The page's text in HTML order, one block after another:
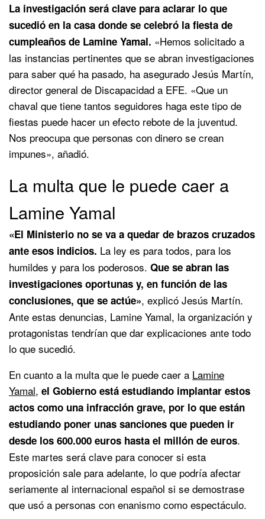
La investigación será clave para aclarar lo que
sucedió en la casa donde se celebró la fiesta de
cumpleaños de Lamine Yamal. «Hemos solicitado a
las instancias pertinentes que se abran investigaciones
para saber qué ha pasado, ha asegurado Jesús Martín,
director general de Discapacidad a EFE. «Que un
chaval que tiene tantos seguidores haga este tipo de
fiestas puede hacer un efecto rebote de la juventud.
Nos preocupa que personas con dinero se crean
impunes», añadió.
La multa que le puede caer a
Lamine Yamal
«El Ministerio no se va a quedar de brazos cruzados
ante esos indicios. La ley es para todos, para los
humildes y para los poderosos. Que se abran las
investigaciones oportunas y, en función de las
conclusiones, que se actúe», explicó Jesús Martín.
Ante estas denuncias, Lamine Yamal, la organización y
protagonistas tendrían que dar explicaciones ante todo
lo que sucedió.
En cuanto a la multa que le puede caer a Lamine
Yamal, el Gobierno está estudiando implantar estos
actos como una infracción grave, por lo que están
estudiando poner unas sanciones que pueden ir
desde los 600.000 euros hasta el millón de euros.
Este martes será clave para conocer si esta
proposición sale para adelante, lo que podría afectar
seriamente al internacional español si se demostrase
que usó a personas con enanismo como espectáculo.